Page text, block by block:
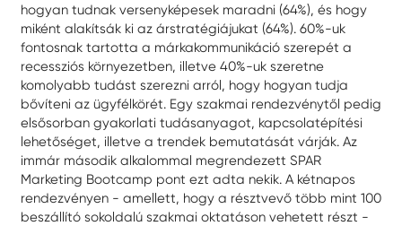
hogyan tudnak versenyképesek maradni (64%), és hogy
miként alakítsák ki az árstratégiájukat (64%). 60%-uk
fontosnak tartotta a márkakommunikáció szerepét a
recessziós környezetben, illetve 40%-uk szeretne
komolyabb tudást szerezni arról, hogy hogyan tudja
bővíteni az ügyfélkörét. Egy szakmai rendezvénytől pedig
elsősorban gyakorlati tudásanyagot, kapcsolatépítési
lehetőséget, illetve a trendek bemutatását várják. Az
immár második alkalommal megrendezett SPAR
Marketing Bootcamp pont ezt adta nekik. A kétnapos
rendezvényen - amellett, hogy a résztvevő több mint 100
beszállító sokoldalú szakmai oktatáson vehetett részt -